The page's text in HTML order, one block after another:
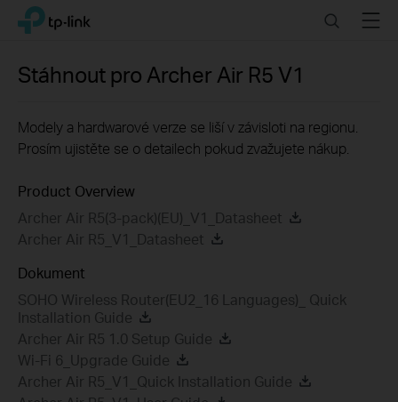
Click
navigation
TP-Link, Reliably Smart SearchMenu
Stáhnout pro Archer Air R5 V1
Modely a hardwarové verze se liší v závisloti na regionu.
Prosím ujistěte se o detailech pokud zvažujete nákup.
Product Overview
Archer Air R5(3-pack)(EU)_V1_Datasheet
Archer Air R5_V1_Datasheet
Dokument
SOHO Wireless Router(EU2_16 Languages)_ Quick
Installation Guide
Archer Air R5 1.0 Setup Guide
Wi-Fi 6_Upgrade Guide
Archer Air R5_V1_Quick Installation Guide